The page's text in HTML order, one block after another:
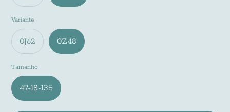
Variante
0J62 0Z48
Tamanho
47-18-135